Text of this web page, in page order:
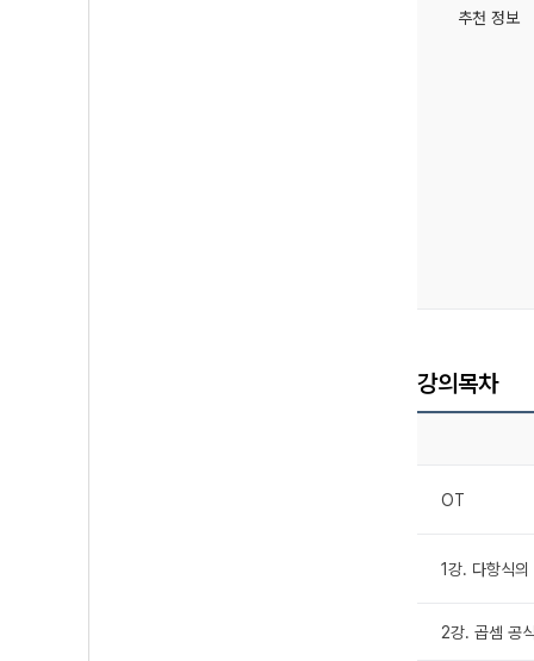
추천 정보
강의목차
OT
1강. 다항식
2강. 곱셈 공